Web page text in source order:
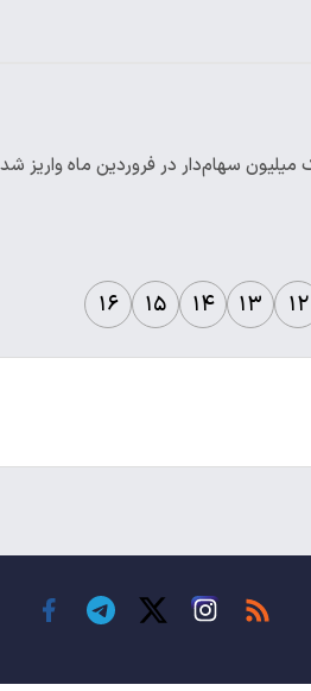
۱۲ ۱۳ ۱۴ ۱۵ ۱۶